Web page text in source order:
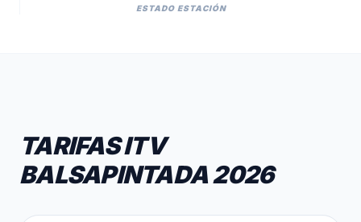
ESTADO ESTACIÓN
TARIFAS ITV
BALSAPINTADA 2026